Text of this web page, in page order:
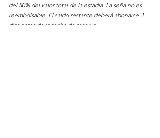
del 50% del valor total de la estadía. La seña no es
reembolsable. El saldo restante deberá abonarse 3
días antes de la fecha de reserva.